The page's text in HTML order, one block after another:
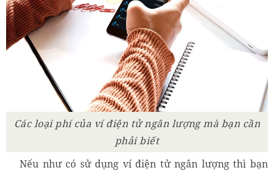
Các loại phí của ví điện tử ngân lượng mà bạn cần
phải biết
Nếu như có sử dụng ví điện tử ngân lượng thì bạn